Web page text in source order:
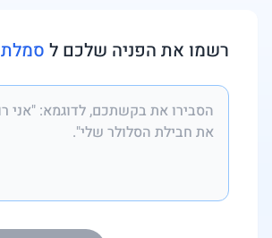
רשמו את הפניה שלכם ל סמלת